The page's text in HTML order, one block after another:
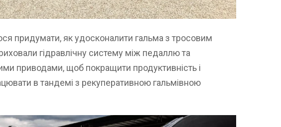
придумати, як удосконалити гальма з тросовим
гідравлічну систему між педаллю та
приводами, щоб покращити продуктивність і
в тандемі з рекуперативною гальмівною